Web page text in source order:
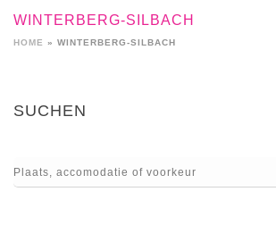
WINTERBERG-SILBACH
HOME » WINTERBERG-SILBACH
SUCHEN